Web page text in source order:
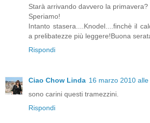
Starà arrivando davvero la primavera?
Speriamo!
Intanto stasera....Knodel....finchè il
a prelibatezze più leggere!Buona
Rispondi
Ciao Chow Linda 16 marzo 2010
sono carini questi tramezzini.
Rispondi